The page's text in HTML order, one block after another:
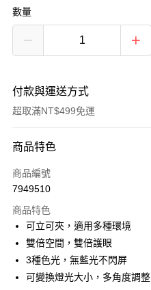
數量
付款與運送方式
超取滿NT$499免運
付款方式
信用卡一次付款
LINE Pay
Apple Pay
街口支付
商品特色
商品編號
7949510
商品特色
可立可夾，適用多種環境
雙倍空間，雙倍護眼
3種色光，無藍光不閃屏
可變換燈光大小，多角度調整